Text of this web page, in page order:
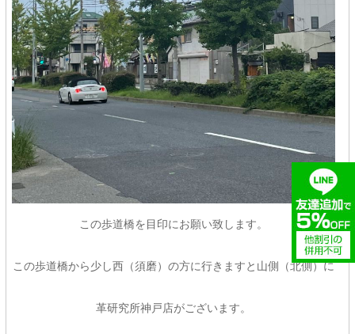
この歩道橋を目印にお願い致します。
この歩道橋から少し西（須磨）の方に行きますと山側（北側）に
革研究所神戸店がございます。